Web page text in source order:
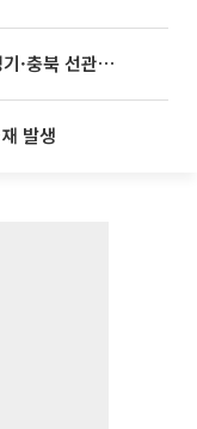
등 추가 압수수색
발생